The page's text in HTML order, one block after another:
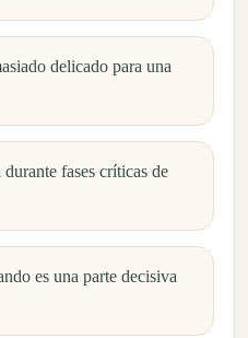
delicado para una
fases críticas de
es una parte decisiva